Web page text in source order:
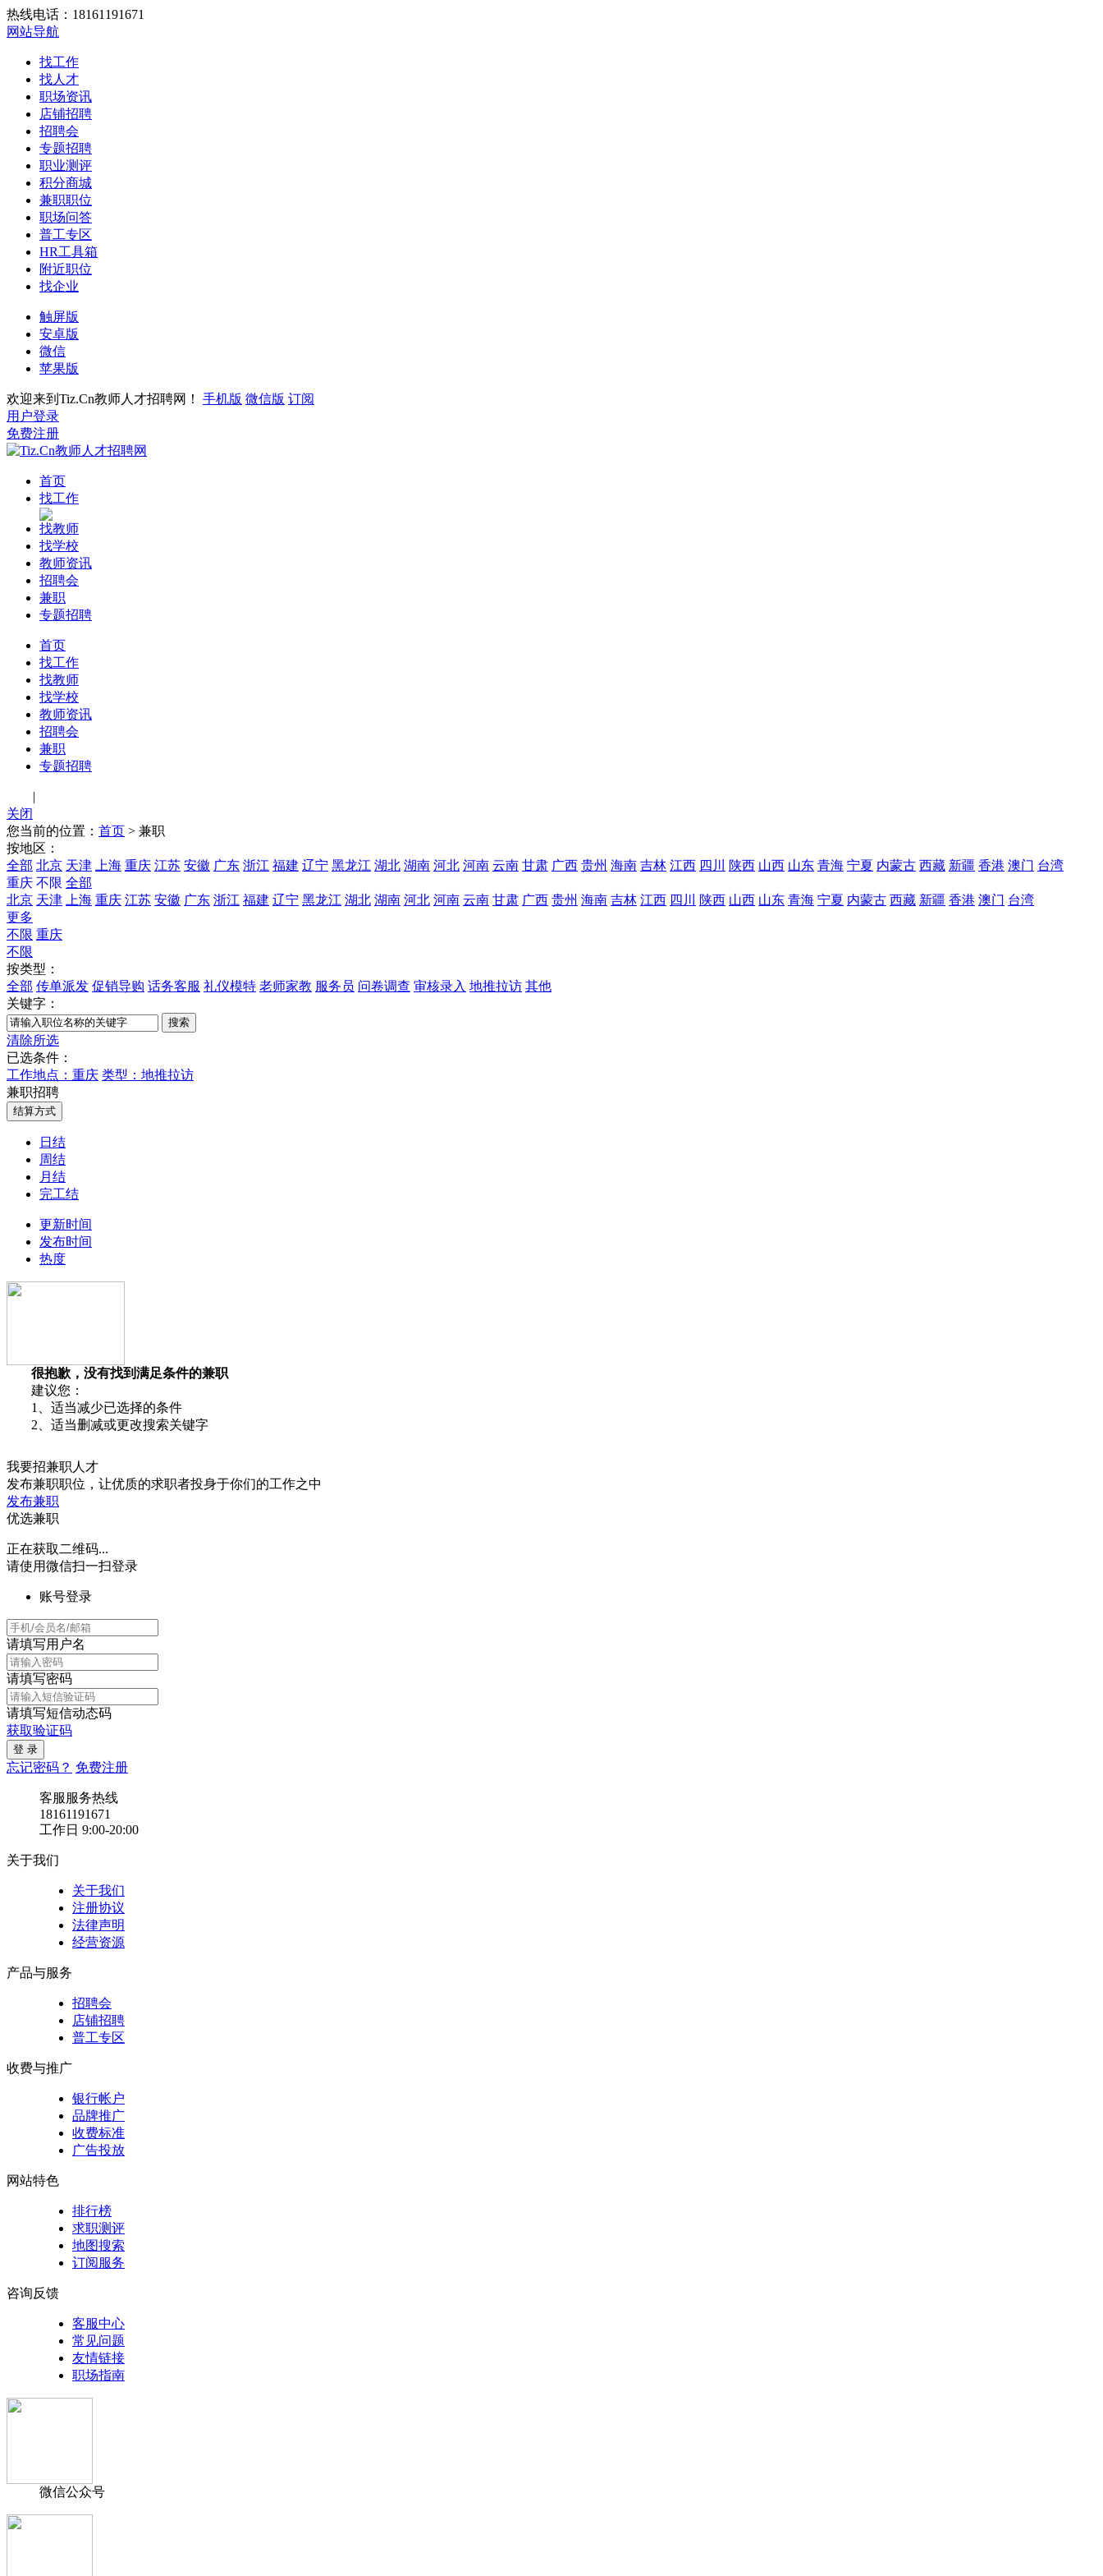
热线电话：18161191671
网站导航
找工作
找人才
职场资讯
店铺招聘
招聘会
专题招聘
职业测评
积分商城
兼职职位
职场问答
普工专区
HR工具箱
附近职位
找企业
触屏版
安卓版
微信
苹果版
欢迎来到Tiz.Cn教师人才招聘网！ 手机版 微信版 订阅
用户登录
免费注册
首页
找工作
找教师
找学校
教师资讯
招聘会
兼职
专题招聘
首页
找工作
找教师
找学校
教师资讯
招聘会
兼职
专题招聘
|
关闭
您当前的位置： 首页 > 兼职
按地区：
全部 北京 天津 上海 重庆 江苏 安徽 广东 浙江 福建 辽宁 黑龙江 湖北 湖南 河北 河南 云南 甘肃 广西 贵州 海南 吉林 江西 四川 陕西 山西 山东 青海 宁夏 内蒙古 西藏 新疆 香港 澳门 台湾
重庆 不限 全部
北京 天津 上海 重庆 江苏 安徽 广东 浙江 福建 辽宁 黑龙江 湖北 湖南 河北 河南 云南 甘肃 广西 贵州 海南 吉林 江西 四川 陕西 山西 山东 青海 宁夏 内蒙古 西藏 新疆 香港 澳门 台湾
更多
不限 重庆
不限
按类型：
全部 传单派发 促销导购 话务客服 礼仪模特 老师家教 服务员 问卷调查 审核录入 地推拉访 其他
关键字：
清除所选
已选条件：
工作地点：重庆 类型：地推拉访
兼职招聘
日结
周结
月结
完工结
更新时间
发布时间
热度
很抱歉，没有找到满足条件的兼职
建议您：
1、适当减少已选择的条件
2、适当删减或更改搜索关键字
我要招兼职人才
发布兼职职位，让优质的求职者投身于你们的工作之中
发布兼职
优选兼职
正在获取二维码...
请使用微信扫一扫登录
账号登录
请填写用户名
请填写密码
请填写短信动态码
获取验证码
忘记密码？ 免费注册
客服服务热线
18161191671
工作日 9:00-20:00
关于我们
关于我们
注册协议
法律声明
经营资源
产品与服务
招聘会
店铺招聘
普工专区
收费与推广
银行帐户
品牌推广
收费标准
广告投放
网站特色
排行榜
求职测评
地图搜索
订阅服务
咨询反馈
客服中心
常见问题
友情链接
职场指南
微信公众号